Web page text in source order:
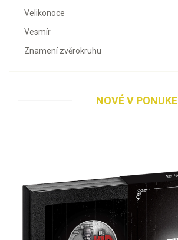
Velikonoce
Vesmír
Znamení zvěrokruhu
NOVÉ V PONUKE